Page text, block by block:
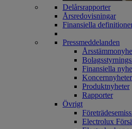
Delårsrapporter
Årsredovisningar
Finansiella
Pressmeddelanden
Finansiella
Koncernnyheter
Produktnyheter
Rapporter
Övrigt
Electrolux